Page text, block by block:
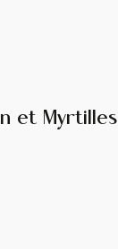
et Myrtilles